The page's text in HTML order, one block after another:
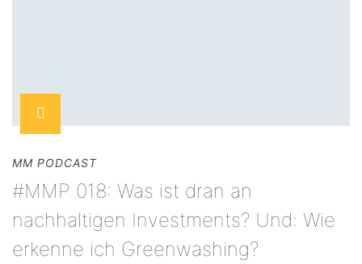
MM PODCAST
#MMP 018: Was ist dran an
nachhaltigen Investments? Und: Wie
erkenne ich Greenwashing?